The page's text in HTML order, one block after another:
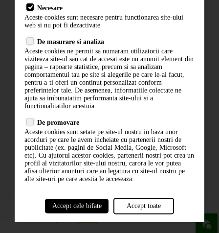
Livrare
Contact
Politica de confidentialitate
ANPC
ABONARE LA NEWSLETTER
ABONARE
Necesare
Aceste cookies sunt necesare pentru functionarea site-ului
web si nu pot fi dezactivate
De masurare si analiza
Aceste cookies ne permit sa numaram utilizatorii care
viziteaza site-ul sau cat de accesat este un anumit element din
pagina – rapoarte statistice, precum si sa analizam
comportamentul tau pe site si alegerile pe care le-ai facut,
pentru a-ti oferi un continut personalizat conform
preferintelor tale. De asemenea, informatiile colectate ne
ajuta sa imbunatatim performanta site-ului si a
functionalitatilor acestuia.
De promovare
Aceste cookies sunt setate pe site-ul nostru in baza unor
acorduri pe care le avem incheiate cu partenerii nostri de
publicitate (ex. pagini de Social Media, Google, Microsoft
etc). Cu ajutorul acestor cookies, partenerii nostri pot crea un
profil al vizitatorilor site-ului nostru, carora le vor putea
afisa ulterior anunturi care au legatura cu site-ul nostru pe
alte site-uri pe care acestia le acceseaza.
Accept cele bifate Accept toate